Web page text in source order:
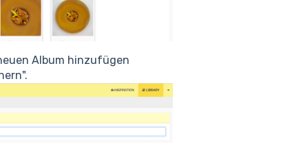
Album hinzufügen